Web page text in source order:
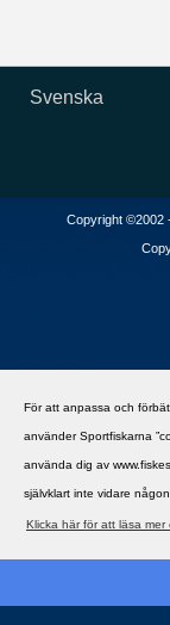
För att anpassa och
använder Sportfiskarna
använda dig av
självklart inte vidare
Klicka här för att läsa mer
Svenska
Copyright ©2002